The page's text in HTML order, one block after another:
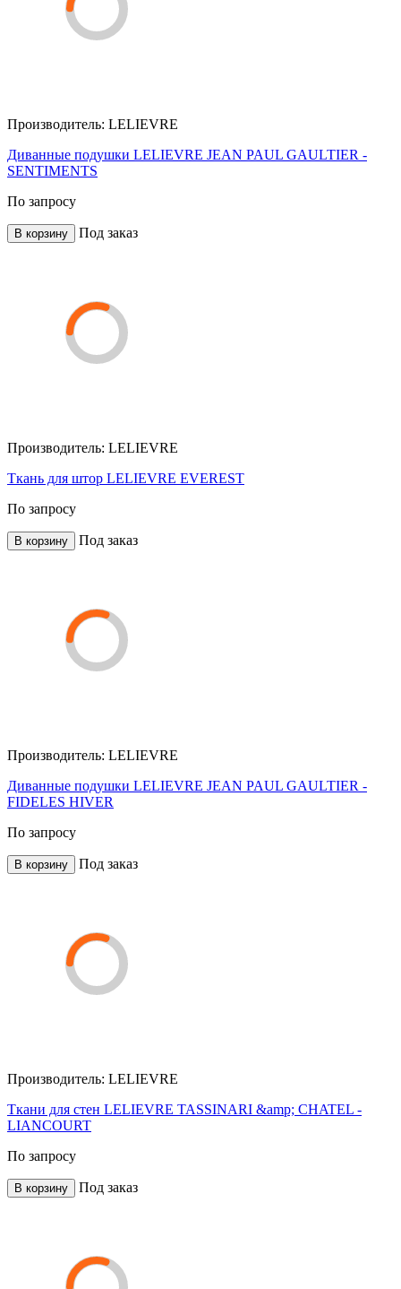
Производитель: LELIEVRE
Диванные подушки LELIEVRE JEAN PAUL GAULTIER -
SENTIMENTS
По запросу
В корзину Под заказ
Производитель: LELIEVRE
Ткань для штор LELIEVRE EVEREST
По запросу
В корзину Под заказ
Производитель: LELIEVRE
Диванные подушки LELIEVRE JEAN PAUL GAULTIER -
FIDELES HIVER
По запросу
В корзину Под заказ
Производитель: LELIEVRE
Ткани для стен LELIEVRE TASSINARI &amp; CHATEL -
LIANCOURT
По запросу
В корзину Под заказ